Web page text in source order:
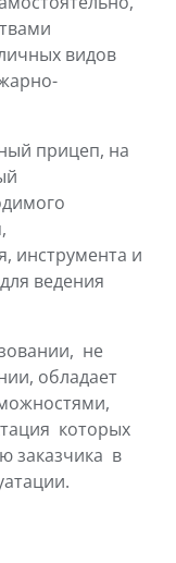
видов
прицеп, на
инструмента и
ведения
не
обладает
которых
заказчика в